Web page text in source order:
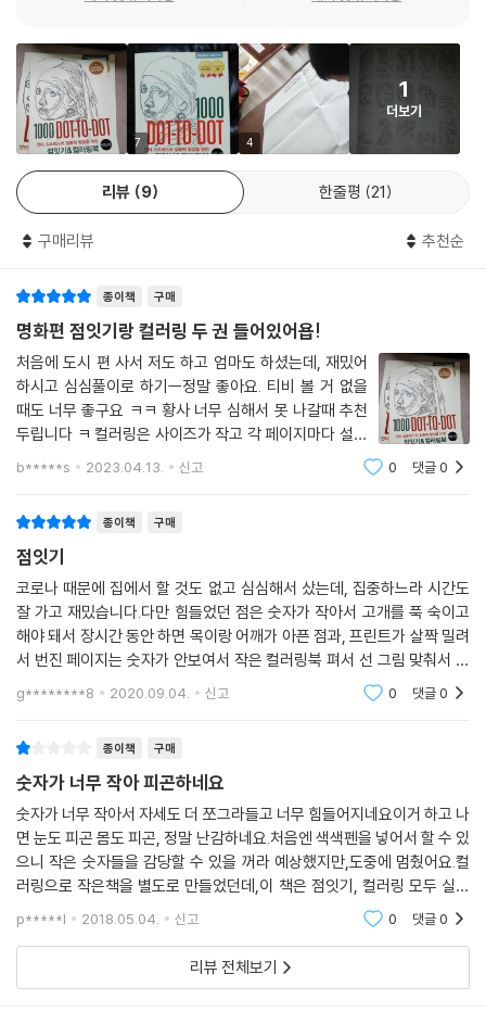
그림에 자신이 없는 사람들까지도 어떤 도구로든 훌륭한 작품을 완성할 수
있습니다.
7 4
1
더보기
리뷰 9 한줄평 21
구매리뷰 추천순
종이책 구매
명화편 점잇기랑 컬러링 두 권 들어있어욥!
처음에 도시 편 사서 저도 하고 엄마도 하셨는데, 재밌어
하시고 심심풀이로 하기ㅡ정말 좋아요. 티비 볼 거 없을
때도 너무 좋구요 ㅋㅋ 황사 너무 심해서 못 나갈때 추천
두립니다 ㅋ 컬러링은 사이즈가 작고 각 페이지마다 설명
도 잘 되어있구요 . 점잇기 제일 첫장에 어느정도 선을 이
b*****s 2023.04.13. 신고 0 댓글0
종이책 구매
점잇기
코로나 때문에 집에서 할 것도 없고 심심해서 샀는데, 집중하느라 시간도
잘 가고 재밌습니다.다만 힘들었던 점은 숫자가 작아서 고개를 푹 숙이고
해야 돼서 장시간 동안 하면 목이랑 어깨가 아픈 점과, 프린트가 살짝 밀려
서 번진 페이지는 숫자가 안보여서 작은 컬러링북 펴서 선 그림 맞춰서 대
충 했어요.여러가지 좋은 명화가 많은데, 그 중에서도 구스타프 클림트의
키스와 진주 귀
g********8 2020.09.04. 신고 0 댓글0
종이책 구매
숫자가 너무 작아 피곤하네요
숫자가 너무 작아서 자세도 더 쪼그라들고 너무 힘들어지네요이거 하고 나
면 눈도 피곤 몸도 피곤, 정말 난감하네요.처음엔 색색펜을 넣어서 할 수 있
으니 작은 숫자들을 감당할 수 있을 꺼라 예상했지만,도중에 멈췄어요.컬
러링으로 작은책을 별도로 만들었던데,이 책은 점잇기, 컬러링 모두 실패
한 책이라는 생각이 듭니다.이런 점이 온라인서점의 최대 약점인 것 같네
요.
p*****l 2018.05.04. 신고 0 댓글0
리뷰 전체보기